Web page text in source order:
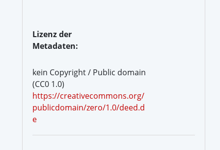
Lizenz der
Metadaten:
kein Copyright / Public domain
(CC0 1.0)
https://creativecommons.org/
publicdomain/zero/1.0/deed.d
e